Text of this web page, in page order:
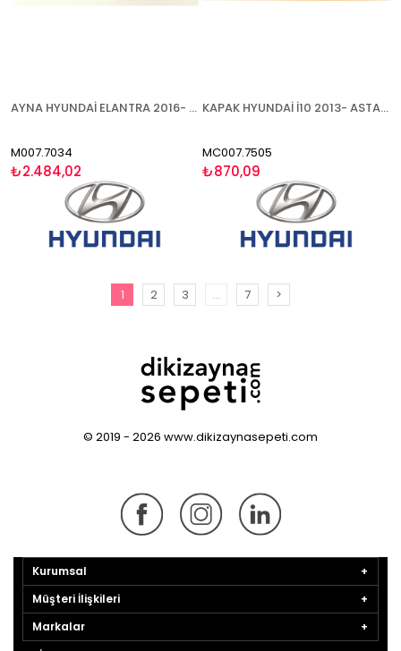
AYNA HYUNDAİ ELANTRA 2016- ELEKTRİKLİ BOYANABİLİR ISITMALI SİNYALLİ SOL
M007.7034
₺2.484,02
KAPAK HYUNDAİ İ10 2013- ASTARLI SAĞ
MC007.7505
₺870,09
1 2 3 ... 7 >
© 2019 - 2026 www.dikizaynasepeti.com
Kurumsal
Müşteri İlişkileri
Markalar